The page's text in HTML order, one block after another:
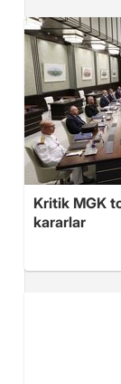
Kritik MGK
kararlar